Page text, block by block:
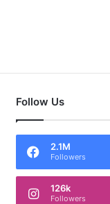
Follow Us
2.1M
Followers
126k
Followers